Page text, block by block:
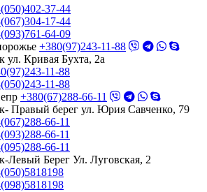
37-44
17-44
64-09
+380(97)243-11-88
ул. Кривая Бухта, 2а
11-88
11-88
+380(67)288-66-11
Правый берег ул. Юрия Савченко, 79
66-11
66-11
66-11
Левый Берег Ул. Луговская, 2